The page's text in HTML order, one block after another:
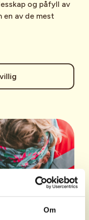
Om
og påfyll av
en av de mest
den
viser at
stress,
helse, og